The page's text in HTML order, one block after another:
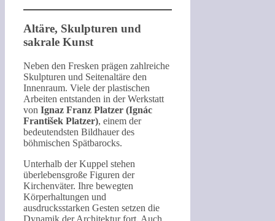
Altäre, Skulpturen und
sakrale Kunst
Neben den Fresken prägen zahlreiche
Skulpturen und Seitenaltäre den
Innenraum. Viele der plastischen
Arbeiten entstanden in der Werkstatt
von Ignaz Franz Platzer (Ignác
František Platzer), einem der
bedeutendsten Bildhauer des
böhmischen Spätbarocks.
Unterhalb der Kuppel stehen
überlebensgroße Figuren der
Kirchenväter. Ihre bewegten
Körperhaltungen und
ausdrucksstarken Gesten setzen die
Dynamik der Architektur fort. Auch